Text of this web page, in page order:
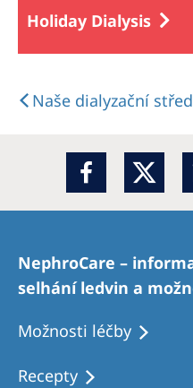
Holiday Dialysis
Naše dialyzační
NephroCare –
selhání ledvin a
Možnosti léčby
Recepty